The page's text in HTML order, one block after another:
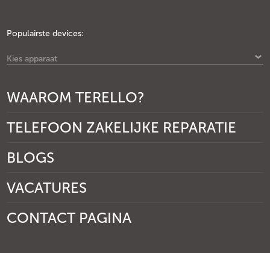
Populairste devices:
Kies apparaat
WAAROM TERELLO?
TELEFOON ZAKELIJKE REPARATIE
BLOGS
VACATURES
CONTACT PAGINA